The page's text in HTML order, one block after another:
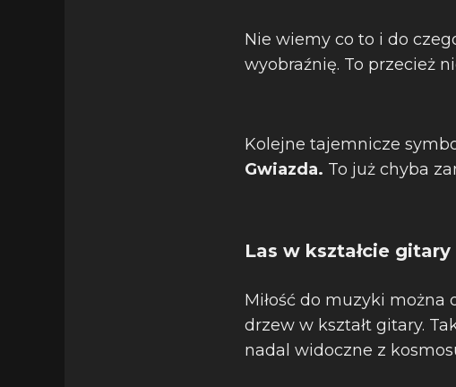
Nie wiemy co to i do
wyobraźnię. To przecież
Kolejne tajemnicze
Gwiazda. To już chyba
Las w kształcie gitary
Miłość do muzyki można
drzew w kształt gitary.
nadal widoczne z